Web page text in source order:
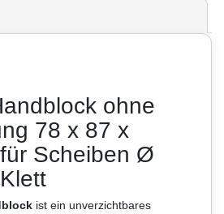
ohne
78 x 87 x
Scheiben Ø
ist ein unverzichtbares